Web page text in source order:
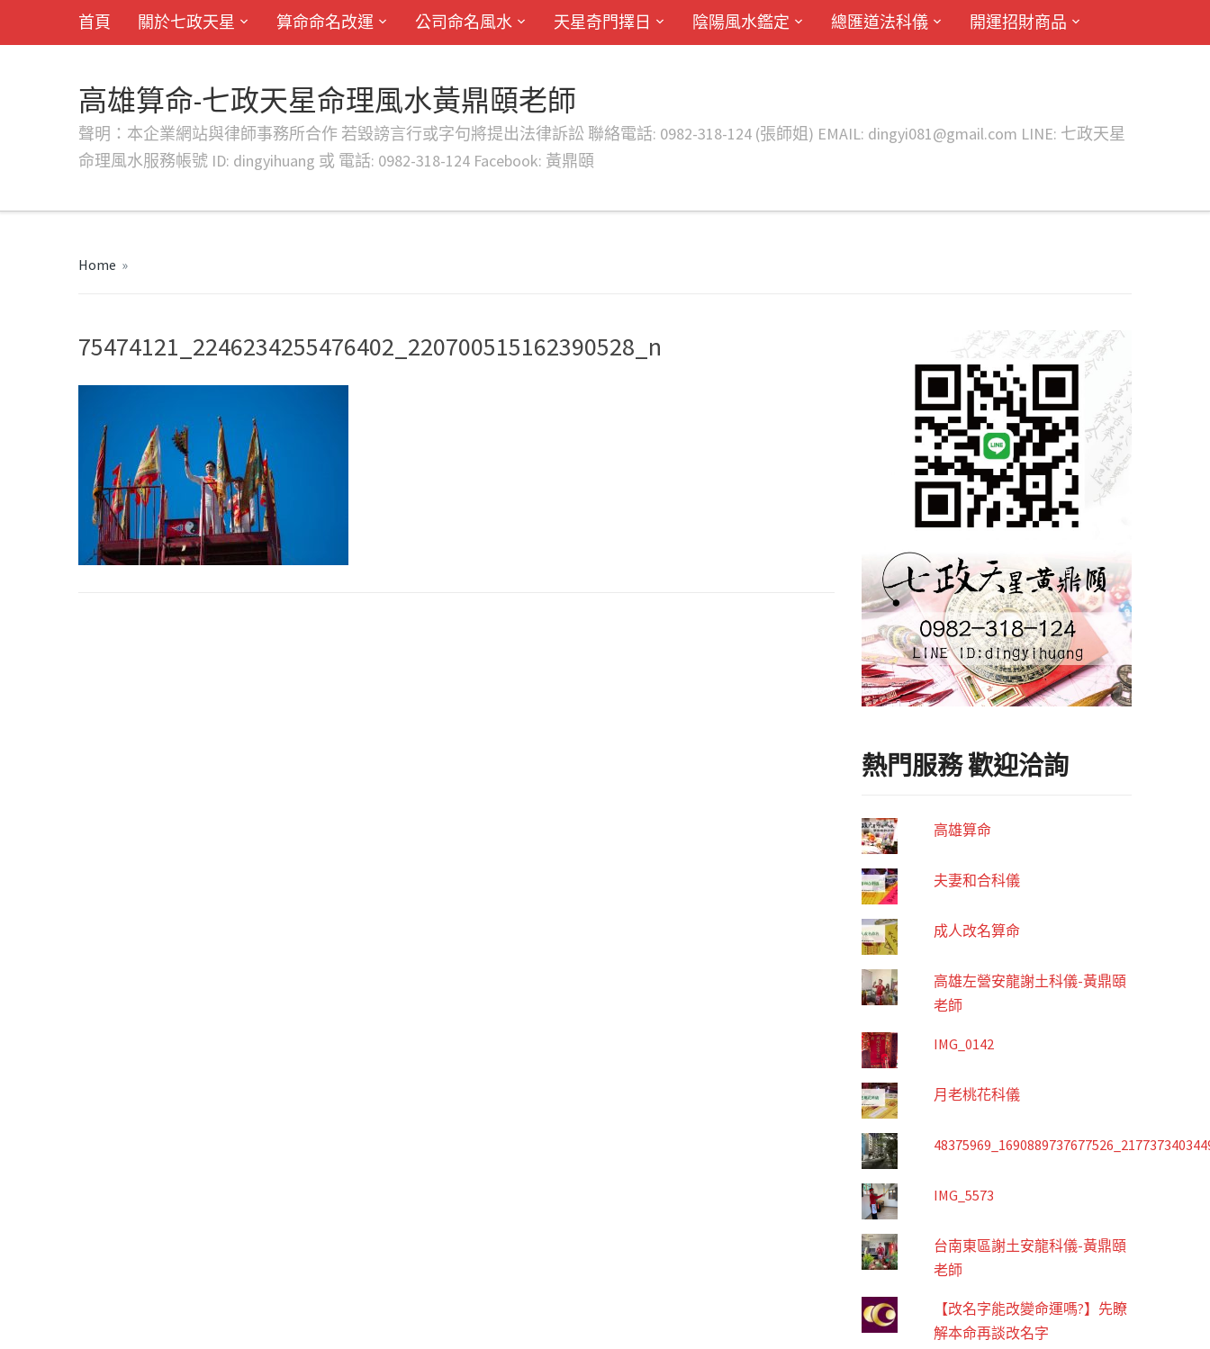
首頁 關於七政天星 算命命名改運 公司命名風水 天星奇門擇日 陰陽風水鑑定 總匯道法科儀 開運招財商品
高雄算命-七政天星命理風水黃鼎頤老師
聲明：本企業網站與律師事務所合作 若毀謗言行或字句將提出法律訴訟 聯絡電話: 0982-318-124 (張師姐) EMAIL: dingyi081@gmail.com LINE: 七政天星
命理風水服務帳號 ID: dingyihuang 或 電話: 0982-318-124 Facebook: 黃鼎頤
Home »
75474121_2246234255476402_220700515162390528_n
熱門服務 歡迎洽詢
高雄算命
夫妻和合科儀
成人改名算命
高雄左營安龍謝土科儀-黃鼎頤
老師
IMG_0142
月老桃花科儀
IMG_5573
台南東區謝土安龍科儀-黃鼎頤
老師
【改名字能改變命運嗎?】先瞭
解本命再談改名字